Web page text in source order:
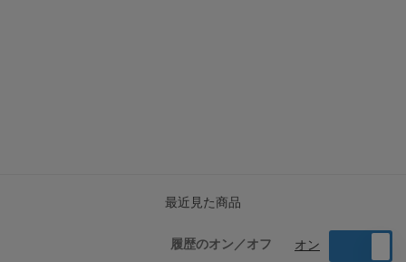
最近見た商品
履歴のオン／オフ オン